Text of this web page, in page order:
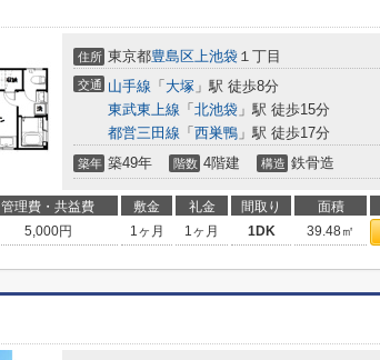
住所 東京都豊島区上池袋 １丁目
交通 山手線 「 大塚 」駅 徒歩8分
東武東上線 「 北池袋 」駅 徒歩15分
都営三田線 「 西巣鴨 」駅 徒歩17分
築年 築49年 階数 4階建 構造 鉄骨造
管理費・共益費 敷金 礼金 間取り 面積
5,000円 1ヶ月 1ヶ月 1DK 39.48㎡